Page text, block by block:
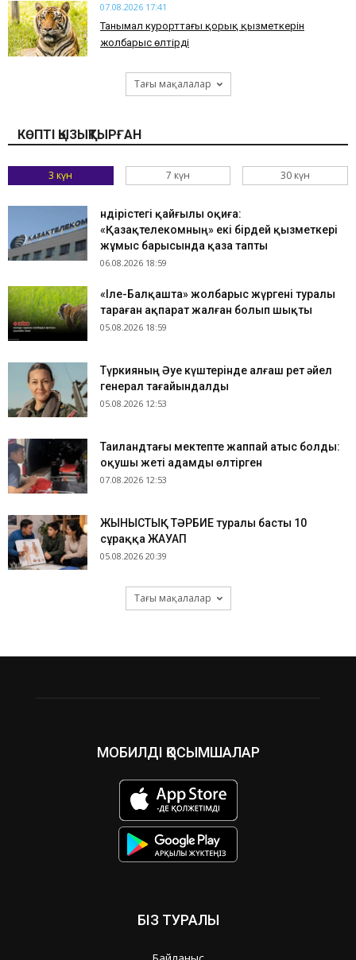
07.08.2026 17:41
​Танымал курорттағы қорық қызметкерін
жолбарыс өлтірді
Тағы мақалалар
КӨПТІ ҚЫЗЫҚТЫРҒАН
3 күн 7 күн 30 күн
Өндірістегі қайғылы оқиға:
«Қазақтелекомның» екі бірдей қызметкері
жұмыс барысында қаза тапты
06.08.2026 18:59
«Іле-Балқашта» жолбарыс жүргені туралы
тараған ақпарат жалған болып шықты
05.08.2026 18:59
Түркияның Әуе күштерінде алғаш рет әйел
генерал тағайындалды
05.08.2026 12:53
Таиландтағы мектепте жаппай атыс болды:
оқушы жеті адамды өлтірген
07.08.2026 12:53
ЖЫНЫСТЫҚ ТӘРБИЕ туралы басты 10
сұраққа ЖАУАП
05.08.2026 20:39
Тағы мақалалар
МОБИЛДІ ҚОСЫМШАЛАР
БІЗ ТУРАЛЫ